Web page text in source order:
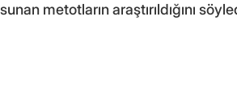
metotların araştırıldığını